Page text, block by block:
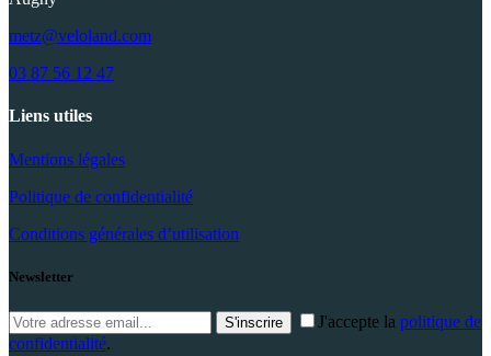
metz@veloland.com
03 87 56 12 47
Liens utiles
Mentions légales
Politique de confidentialité
Conditions générales d’utilisation
Newsletter
S'inscrire J'accepte la politique de
confidentialité.